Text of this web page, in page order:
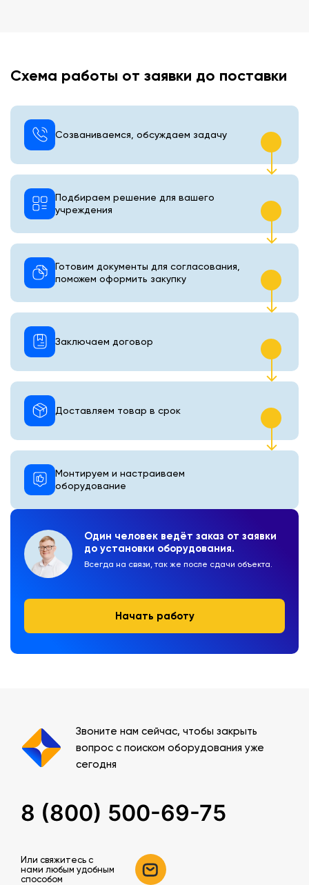
Схема работы от заявки до поставки
Один человек ведёт заказ от заявки
до установки оборудования.
Всегда на связи, так же после сдачи объекта.
Начать работу
Созваниваемся, обсуждаем задачу
Подбираем решение для вашего
учреждения
Готовим документы для согласования,
поможем оформить закупку
Монтируем и настраиваем
оборудование
Доставляем товар в срок
Заключаем договор
Звоните нам сейчас, чтобы закрыть
вопрос с поиском оборудования уже
сегодня
8 (800) 500-69-75
Или свяжитесь c
нами любым удобным
способом